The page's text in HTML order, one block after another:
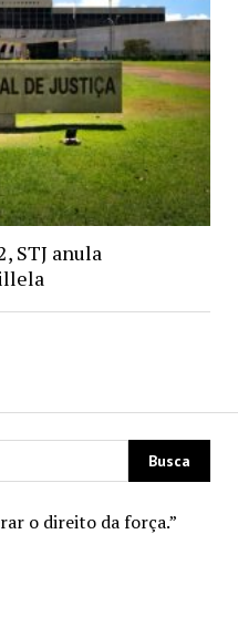
o direito da força.”
STJ anula